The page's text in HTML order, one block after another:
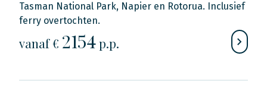
Tasman National Park, Napier en Rotorua. Inclusief
ferry overtochten.
vanaf € 2154p.p.